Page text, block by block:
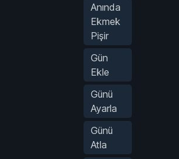
Anında
Ekmek
Pişir
Gün
Ekle
Günü
Ayarla
Günü
Atla